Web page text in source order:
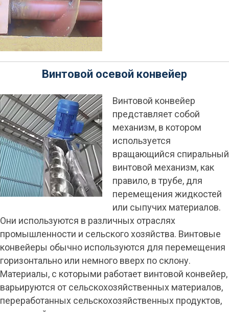
Винтовой осевой конвейер
Винтовой конвейер
представляет собой
механизм, в котором
используется
вращающийся спиральный
винтовой механизм, как
правило, в трубе, для
перемещения жидкостей
или сыпучих материалов.
Они используются в различных отраслях
промышленности и сельского хозяйства. Винтовые
конвейеры обычно используются для перемещения
горизонтально или немного вверх по склону.
Материалы, с которыми работает винтовой конвейер,
варьируются от сельскохозяйственных материалов,
переработанных сельскохозяйственных продуктов,